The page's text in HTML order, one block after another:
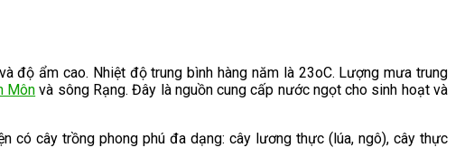
độ ẩm cao. Nhiệt độ trung bình hàng năm là 23oC. Lượng mưa trung
Môn và sông Rạng. Đây là nguồn cung cấp nước ngọt cho sinh hoạt và
cây trồng phong phú đa dạng: cây lương thực (lúa, ngô), cây thực